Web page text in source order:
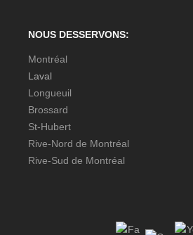
NOUS DESSERVONS:
Montréal
Laval
Longueuil
Brossard
St-Hubert
Rive-Nord de Montréal
Rive-Sud de Montréal